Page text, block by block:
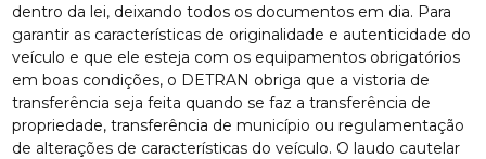
dentro da lei, deixando todos os documentos em dia. Para
garantir as características de originalidade e autenticidade do
veículo e que ele esteja com os equipamentos obrigatórios
em boas condições, o DETRAN obriga que a vistoria de
transferência seja feita quando se faz a transferência de
propriedade, transferência de município ou regulamentação
de alterações de características do veículo. O laudo cautelar